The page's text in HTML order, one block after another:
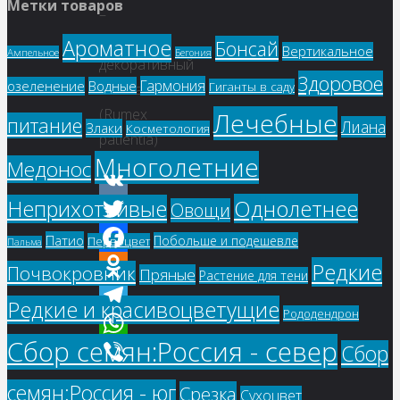
–
Щавель
декоративный
Гамма
(Rumex
patientia)
VK
Twitter
Facebook
Odnoklassniki
Telegram
WhatsApp
Viber
Купить
Метки товаров
Ампельное Ароматное Бегония Бонсай Вертикальное
озеленение Водные Гармония Гиганты в саду Здоровое
питание Злаки Косметология Лечебные Лиана
МедоносМноголетние
Неприхотливые Овощи Однолетнее
Пальма Патио Первоцвет Побольше и подешевле
Почвокровник Пряные Растение для тени Редкие
Редкие и красивоцветущие Рододендрон
Сбор семян:Россия - северСбор
семян:Россия - югСрезка Сухоцвет